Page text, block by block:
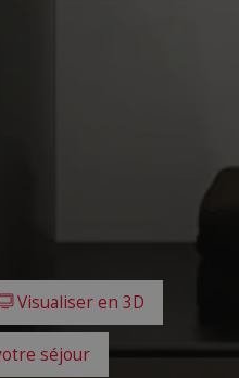
Visualiser en 3D
séjour